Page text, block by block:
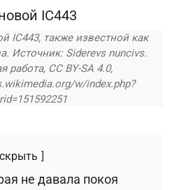
IC443, также известной как
Источник: Siderevs nuncivs.
работа, CC BY-SA 4.0,
w/index.php?
скрыть
не давала покоя